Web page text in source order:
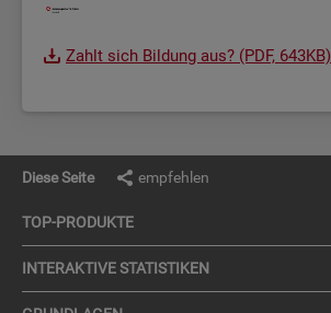
Zahlt sich Bil­dung aus? (PDF, 643KB)
Diese Seite empfehlen
TOP-PRO­DUK­TE
IN­TER­AK­TI­VE STA­TIS­TI­KEN